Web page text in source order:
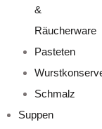
&
Räucherware
Pasteten
Schmalz
Suppen